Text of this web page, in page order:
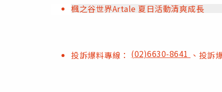
楓之谷世界Artale 夏日活動清爽成長
投訴爆料專線： (02)6630-8641 、投訴